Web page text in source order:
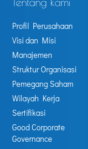
Profil Perusahaan
Visi dan Misi
Manajemen
Struktur Organisasi
Pemegang Saham
Wilayah Kerja
Sertifikasi
Good Corporate
Governance